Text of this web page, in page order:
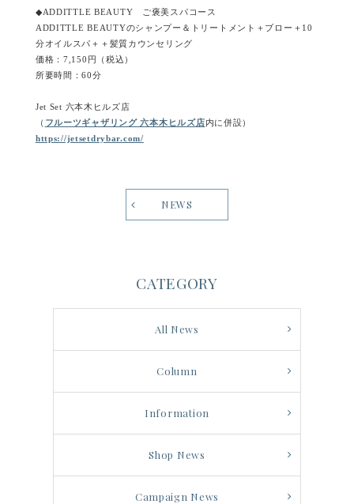
◆ADDITTLE BEAUTY ご褒美スパコース
ADDITTLE BEAUTYのシャンプー＆トリートメント＋ブロー＋10
分オイルスパ＋＋髪質カウンセリング
価格：7,150円（税込）
所要時間：60分
Jet Set 六本木ヒルズ店
（ フルーツギャザリング 六本木ヒルズ店内に併設）
https://jetsetdrybar.com/
NEWS
CATEGORY
All News
Column
Information
Shop News
Campaign News